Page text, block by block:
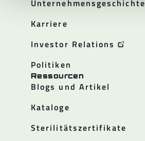
Unternehmensgeschichte
Karriere
Investor Relations
Politiken
Ressourcen
Blogs und Artikel
Kataloge
Sterilitätszertifikate